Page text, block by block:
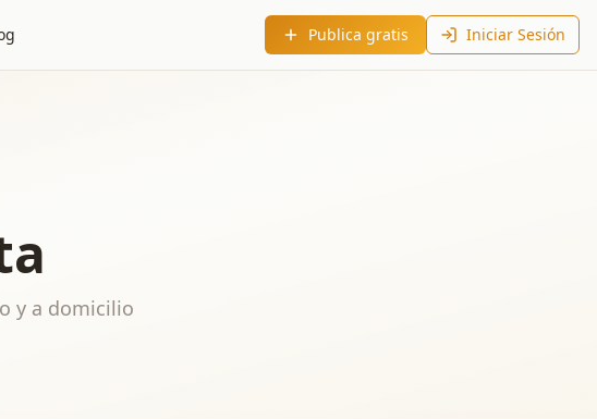
Publica gratis Iniciar Sesión
y a domicilio